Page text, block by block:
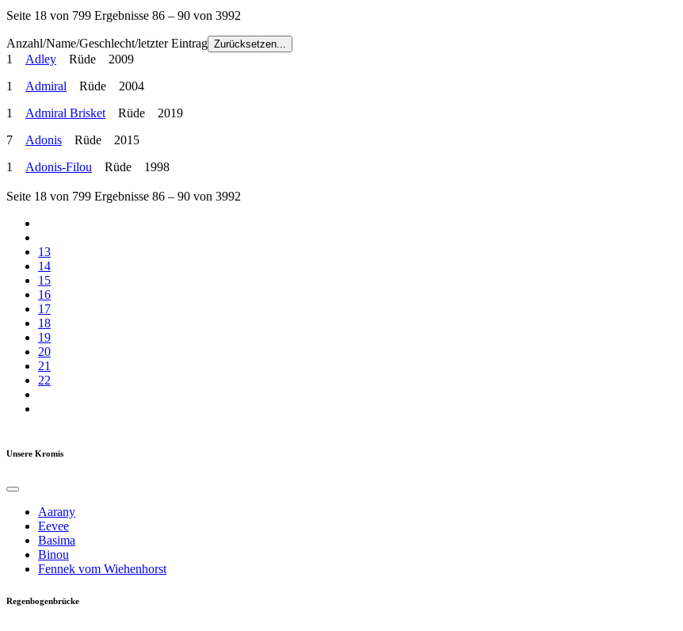
Seite 18 von 799 Ergebnisse 86 – 90 von 3992
Anzahl/Name/Geschlecht/letzter Eintrag Zurücksetzen...
1 Adley Rüde 2009
1 Admiral Rüde 2004
1 Admiral Brisket Rüde 2019
7 Adonis Rüde 2015
1 Adonis-Filou Rüde 1998
Seite 18 von 799 Ergebnisse 86 – 90 von 3992
13
14
15
16
17
18
19
20
21
22
Unsere Kromis
Aarany
Eevee
Basima
Binou
Fennek vom Wiehenhorst
Regenbogenbrücke